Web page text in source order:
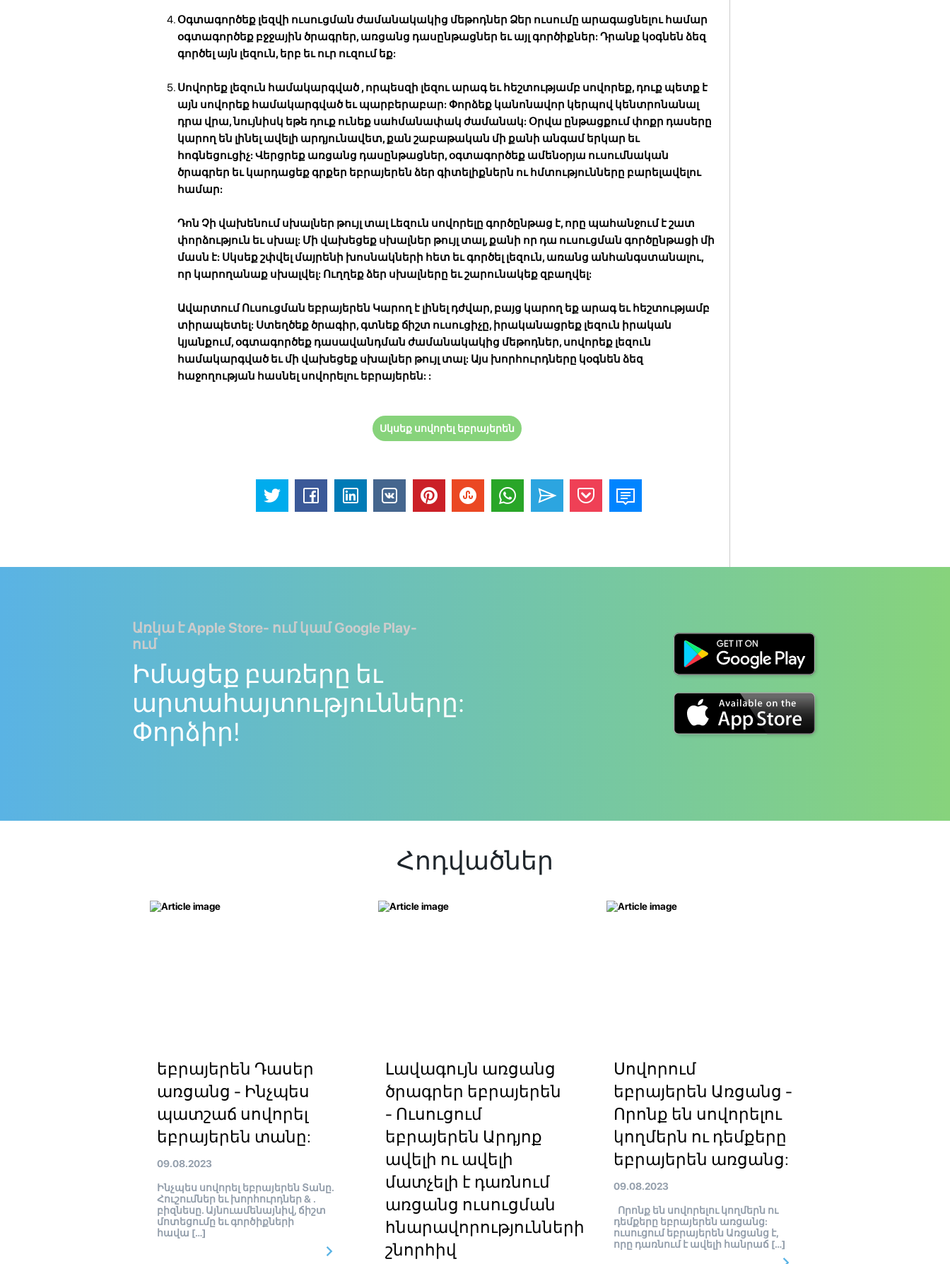
Օգտագործեք լեզվի ուսուցման ժամանակակից մեթոդներ Ձեր ուսումը արագացնելու համար
օգտագործեք բջջային ծրագրեր, առցանց դասընթացներ եւ այլ գործիքներ: Դրանք կօգնեն ձեզ
գործել այն լեզուն, երբ եւ ուր ուզում եք:
Սովորեք լեզուն համակարգված , որպեսզի լեզու արագ եւ հեշտությամբ սովորեք, դուք պետք է
այն սովորեք համակարգված եւ պարբերաբար: Փորձեք կանոնավոր կերպով կենտրոնանալ
դրա վրա, նույնիսկ եթե դուք ունեք սահմանափակ ժամանակ: Օրվա ընթացքում փոքր դասերը
կարող են լինել ավելի արդյունավետ, քան շաբաթական մի քանի անգամ երկար եւ
հոգնեցուցիչ: Վերցրեք առցանց դասընթացներ, օգտագործեք ամենօրյա ուսումնական
ծրագրեր եւ կարդացեք գրքեր եբրայերեն ձեր գիտելիքներն ու հմտությունները բարելավելու
համար:
Դոն Չի վախենում սխալներ թույլ տալ Լեզուն սովորելը գործընթաց է, որը պահանջում է շատ
փորձություն եւ սխալ: Մի վախեցեք սխալներ թույլ տալ, քանի որ դա ուսուցման գործընթացի մի
մասն է: Սկսեք շփվել մայրենի խոսնակների հետ եւ գործել լեզուն, առանց անհանգստանալու,
որ կարողանաք սխալվել: Ուղղեք ձեր սխալները եւ շարունակեք զբաղվել:
ԱվարտումՈւսուցման եբրայերեն Կարող է լինել դժվար, բայց կարող եք արագ եւ հեշտությամբ
տիրապետել: Ստեղծեք ծրագիր, գտնեք ճիշտ ուսուցիչը, իրականացրեք լեզուն իրական
կյանքում, օգտագործեք դասավանդման ժամանակակից մեթոդներ, սովորեք լեզուն
համակարգված եւ մի վախեցեք սխալներ թույլ տալ: Այս խորհուրդները կօգնեն ձեզ
հաջողության հասնել սովորելու եբրայերեն: :
Սկսեք սովորել եբրայերեն
Առկա է Apple Store- ում կամ Google Play-
ում
Իմացեք բառերը եւ
արտահայտությունները:
Փորձիր!
Հոդվածներ
եբրայերեն Դասեր
առցանց - Ինչպես
պատշաճ սովորել
եբրայերեն տանը:
09.08.2023
Ինչպես սովորել եբրայերեն Տանը.
Հուշումներ եւ խորհուրդներ & .
բիզնեսը. Այնուամենայնիվ, ճիշտ
մոտեցումը եւ գործիքների
հավա […]
Լավագույն առցանց
ծրագրեր եբրայերեն
- Ուսուցում
եբրայերեն Արդյոք
ավելի ու ավելի
մատչելի է դառնում
առցանց ուսուցման
հնարավորությունների
շնորհիվ
Սովորում
եբրայերեն Առցանց -
Որոնք են սովորելու
կողմերն ու դեմքերը
եբրայերեն առցանց:
09.08.2023
Որոնք են սովորելու կողմերն ու
դեմքերը եբրայերեն առցանց:
ուսուցում եբրայերեն Առցանց է,
որը դառնում է ավելի հանրաճ […]